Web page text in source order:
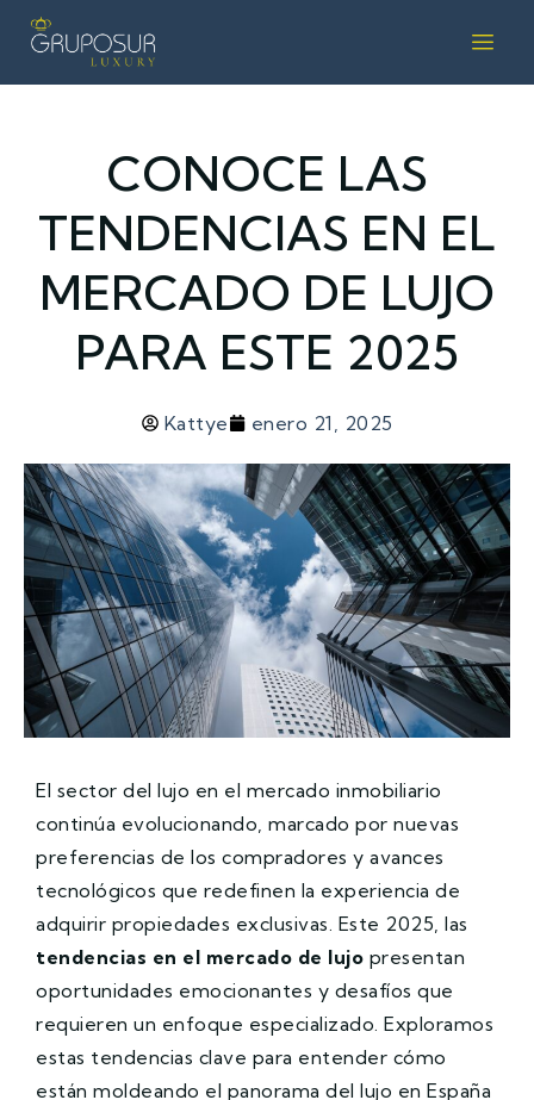
CONOCE LAS
TENDENCIAS EN EL
MERCADO DE LUJO
PARA ESTE 2025
Kattye enero 21, 2025
El sector del lujo en el mercado inmobiliario
continúa evolucionando, marcado por nuevas
preferencias de los compradores y avances
tecnológicos que redefinen la experiencia de
adquirir propiedades exclusivas. Este 2025, las
tendencias en el mercado de lujo presentan
oportunidades emocionantes y desafíos que
requieren un enfoque especializado. Exploramos
estas tendencias clave para entender cómo
están moldeando el panorama del lujo en España